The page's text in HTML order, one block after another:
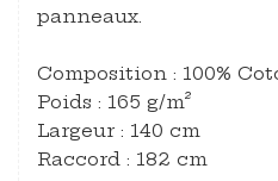
panneaux.
Composition : 100%
Poids : 165 g/m²
Largeur : 140 cm
Raccord : 182 cm